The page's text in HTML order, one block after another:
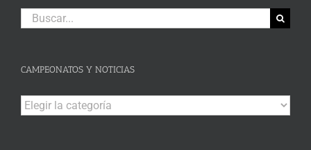
Buscar:
CAMPEONATOS Y NOTICIAS
Campeonatos
y